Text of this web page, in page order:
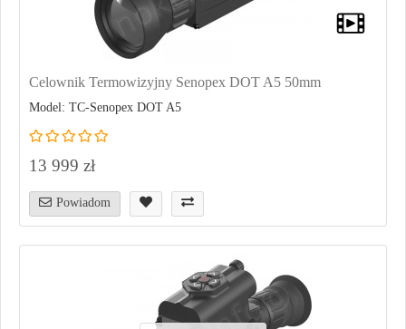
Celownik Termowizyjny Senopex DOT A5 50mm
Model: TC-Senopex DOT A5
13 999 zł
Powiadom